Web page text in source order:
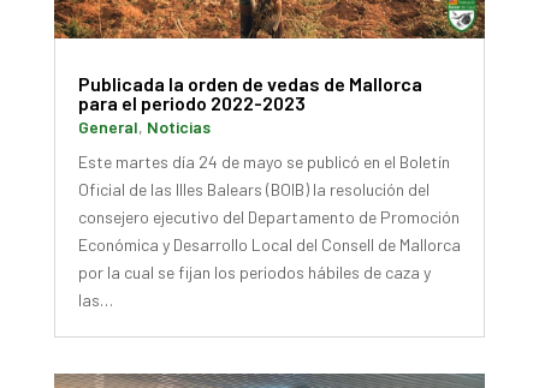
Publicada la orden de vedas de Mallorca
para el periodo 2022-2023
General, Noticias
Este martes día 24 de mayo se publicó en el Boletín
Oficial de las Illes Balears (BOIB) la resolución del
consejero ejecutivo del Departamento de Promoción
Económica y Desarrollo Local del Consell de Mallorca
por la cual se fijan los periodos hábiles de caza y
las…